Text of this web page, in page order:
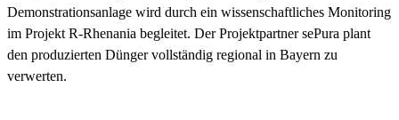
Demonstrationsanlage wird durch ein wissenschaftliches Monitoring
im Projekt R-Rhenania begleitet. Der Projektpartner sePura plant
den produzierten Dünger vollständig regional in Bayern zu
verwerten.